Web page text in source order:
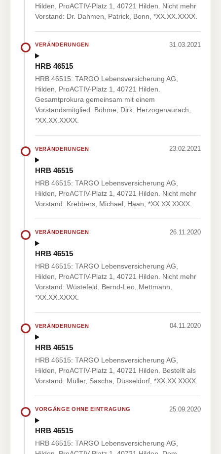
Hilden, ProACTIV-Platz 1, 40721 Hilden. Nicht mehr
Vorstand: Dr. Dahmen, Patrick, Bonn, *XX.XX.XXXX.
VERÄNDERUNGEN 31.03.2021
HRB 46515
HRB 46515: TARGO Lebensversicherung AG,
Hilden, ProACTIV-Platz 1, 40721 Hilden.
Gesamtprokura gemeinsam mit einem
Vorstandsmitglied: Böhme, Dirk, Herzogenaurach,
*XX.XX.XXXX.
VERÄNDERUNGEN 23.02.2021
HRB 46515
HRB 46515: TARGO Lebensversicherung AG,
Hilden, ProACTIV-Platz 1, 40721 Hilden. Nicht mehr
Vorstand: Krebbers, Michael, Haan, *XX.XX.XXXX.
VERÄNDERUNGEN 26.11.2020
HRB 46515
HRB 46515: TARGO Lebensversicherung AG,
Hilden, ProACTIV-Platz 1, 40721 Hilden. Nicht mehr
Vorstand: Wüstefeld, Bernd-Leo, Mettmann,
*XX.XX.XXXX.
VERÄNDERUNGEN 04.11.2020
HRB 46515
HRB 46515: TARGO Lebensversicherung AG,
Hilden, ProACTIV-Platz 1, 40721 Hilden. Bestellt als
Vorstand: Müller, Sascha, Düsseldorf, *XX.XX.XXXX.
VORGÄNGE OHNE EINTRAGUNG 25.09.2020
HRB 46515
HRB 46515: TARGO Lebensversicherung AG,